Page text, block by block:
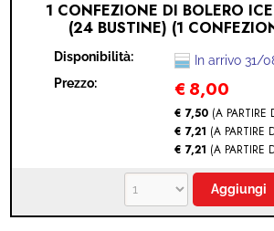
1 CONFEZIONE DI BOLERO
(24 BUSTINE) (1
Disponibilità:
In arrivo 31/
Prezzo:
€ 8,00
€ 7,50 (A PARTIRE
€ 7,21 (A PARTIRE
€ 7,21 (A PARTIRE